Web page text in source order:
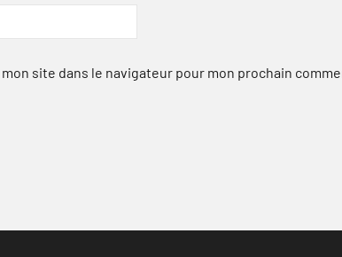
site dans le navigateur pour mon prochain